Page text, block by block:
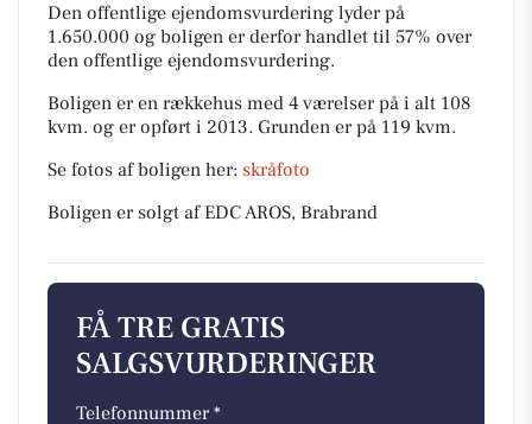
Den offentlige ejendomsvurdering lyder på
1.650.000 og boligen er derfor handlet til 57% over
den offentlige ejendomsvurdering.
Boligen er en rækkehus med 4 værelser på i alt 108
kvm. og er opført i 2013. Grunden er på 119 kvm.
Se fotos af boligen her: skråfoto
Boligen er solgt af EDC AROS, Brabrand
FÅ TRE GRATIS
SALGSVURDERINGER
Telefonnummer *